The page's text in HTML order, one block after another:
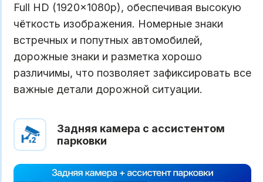
Full HD (1920×1080p), обеспечивая высокую
чёткость изображения. Номерные знаки
встречных и попутных автомобилей,
дорожные знаки и разметка хорошо
различимы, что позволяет зафиксировать все
важные детали дорожной ситуации.
Задняя камера с ассистентом
парковки